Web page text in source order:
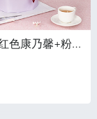
岁月静好·红色康乃馨+粉色康乃馨共29枝